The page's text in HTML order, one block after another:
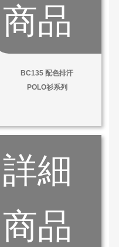
商品
BC135 配色排汗
POLO衫系列
詳細
商品